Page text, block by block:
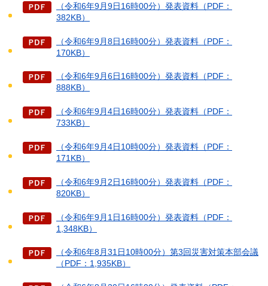
（令和6年9月9日16時00分）発表資料（PDF：
382KB）
（令和6年9月8日16時00分）発表資料（PDF：
170KB）
（令和6年9月6日16時00分）発表資料（PDF：
888KB）
（令和6年9月4日16時00分）発表資料（PDF：
733KB）
（令和6年9月4日10時00分）発表資料（PDF：
171KB）
（令和6年9月2日16時00分）発表資料（PDF：
820KB）
（令和6年9月1日16時00分）発表資料（PDF：
1,348KB）
（令和6年8月31日10時00分）第3回災害対策本部会議
（PDF：1,935KB）